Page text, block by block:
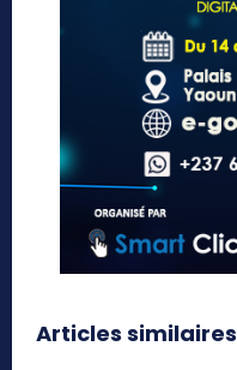
Articles similaires